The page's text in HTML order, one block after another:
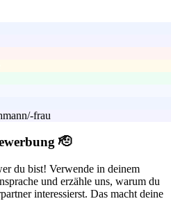
frau
🫡
du bist! Verwende in deinem
und erzähle uns, warum du
interessierst. Das macht deine